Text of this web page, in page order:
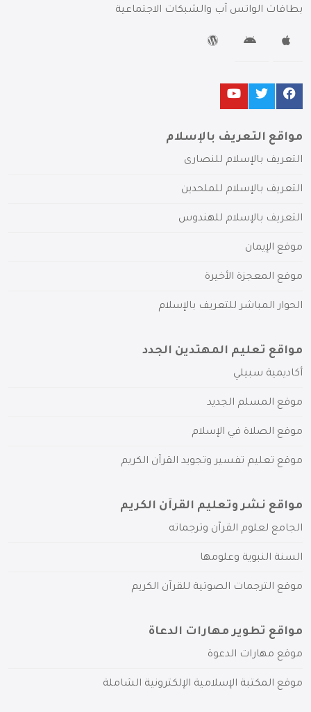
بطاقات الواتس آب والشبكات الاجتماعية
مواقع التعريف بالإسلام
التعريف بالإسلام للنصارى
التعريف بالإسلام للملحدين
التعريف بالإسلام للهندوس
موقع الإيمان
موقع المعجزة الأخيرة
الحوار المباشر للتعريف بالإسلام
مواقع تعليم المهتدين الجدد
أكاديمية سبيلي
موقع المسلم الجديد
موقع الصلاة في الإسلام
موقع تعليم تفسير وتجويد القرآن الكريم
مواقع نشر وتعليم القرآن الكريم
الجامع لعلوم القرآن وترجماته
السنة النبوية وعلومها
موقع الترجمات الصوتية للقرآن الكريم
مواقع تطوير مهارات الدعاة
موقع مهارات الدعوة
موقع المكتبة الإسلامية الإلكترونية الشاملة